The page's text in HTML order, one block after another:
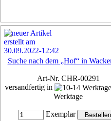
Suche nach dem „Hof“ in
Art-Nr. CHR-00291
versandfertig in
Werktage
Exemplar